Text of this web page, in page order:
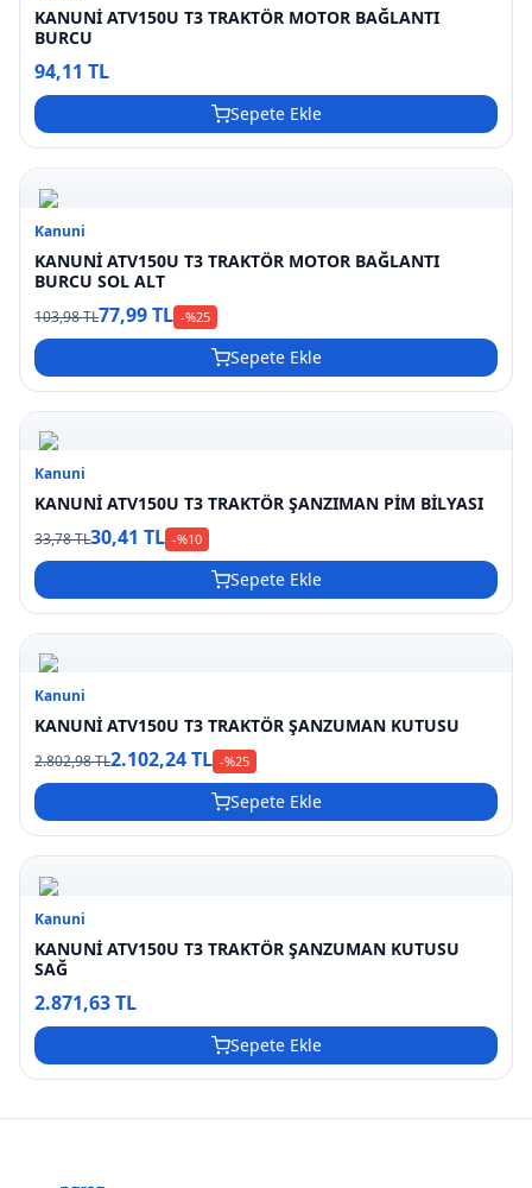
KANUNİ ATV150U T3 TRAKTÖR MOTOR BAĞLANTI
BURCU
94,11 TL
Sepete Ekle
Kanuni
KANUNİ ATV150U T3 TRAKTÖR MOTOR BAĞLANTI
BURCU SOL ALT
103,98 TL77,99 TL -%25
Sepete Ekle
Kanuni
KANUNİ ATV150U T3 TRAKTÖR ŞANZIMAN PİM BİLYASI
33,78 TL30,41 TL -%10
Sepete Ekle
Kanuni
KANUNİ ATV150U T3 TRAKTÖR ŞANZUMAN KUTUSU
2.802,98 TL2.102,24 TL -%25
Sepete Ekle
Kanuni
KANUNİ ATV150U T3 TRAKTÖR ŞANZUMAN KUTUSU
SAĞ
2.871,63 TL
Sepete Ekle